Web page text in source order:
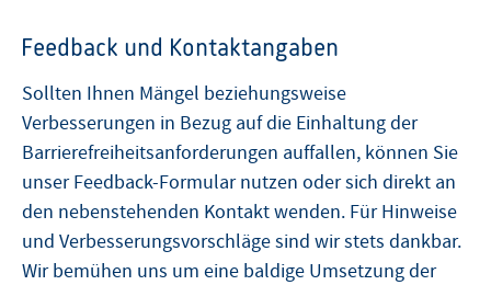
Feedback und Kontaktangaben
Sollten Ihnen Mängel beziehungsweise
Verbesserungen in Bezug auf die Einhaltung der
Barrierefreiheitsanforderungen auffallen, können Sie
unser Feedback-Formular nutzen oder sich direkt an
den nebenstehenden Kontakt wenden. Für Hinweise
und Verbesserungsvorschläge sind wir stets dankbar.
Wir bemühen uns um eine baldige Umsetzung der